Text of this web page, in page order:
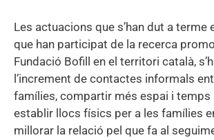
Les actuacions que s’han dut a terme
que han participat de la recerca
Fundació Bofill en el territori català,
l’increment de contactes informals
famílies, compartir més espai i temps
establir llocs físics per a les famílies
millorar la relació pel que fa al